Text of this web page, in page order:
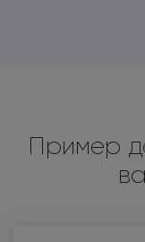
Пример